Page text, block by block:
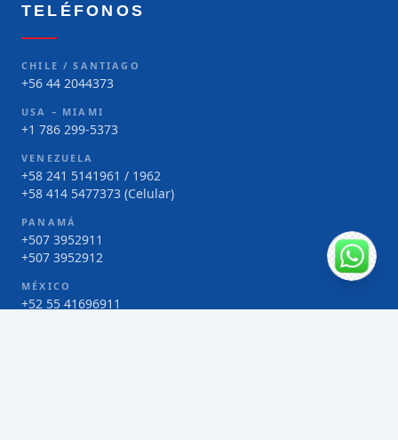
TELÉFONOS
CHILE / SANTIAGO
+56 44 2044373
USA – MIAMI
+1 786 299-5373
VENEZUELA
+58 241 5141961 / 1962
+58 414 5477373 (Celular)
PANAMÁ
+507 3952911
+507 3952912
MÉXICO
+52 55 41696911